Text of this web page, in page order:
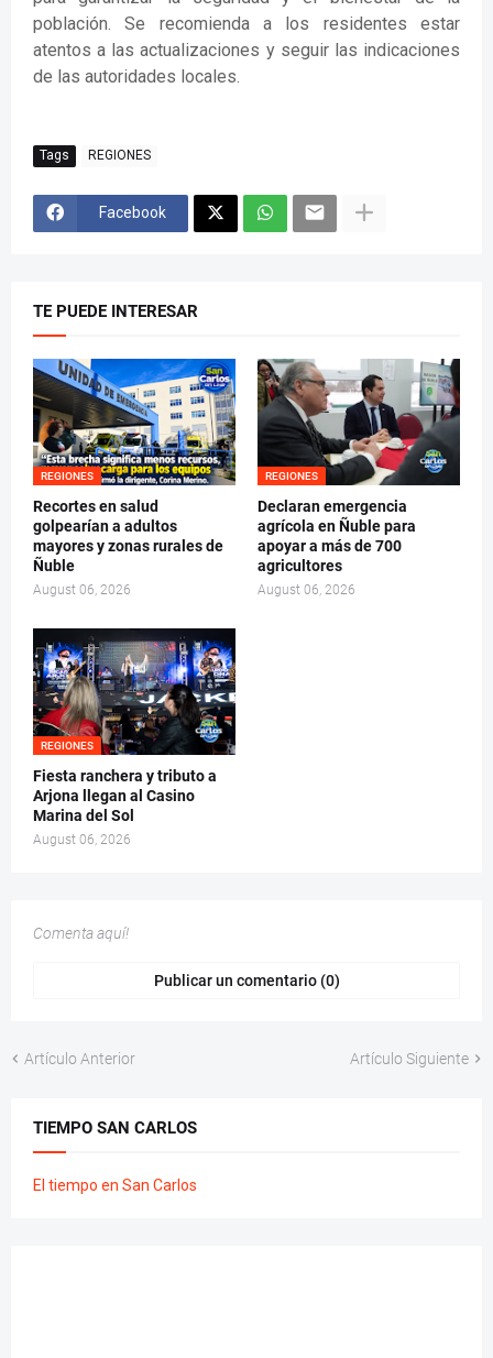
población. Se recomienda a los residentes estar
atentos a las actualizaciones y seguir las indicaciones
de las autoridades locales.
Tags REGIONES
Facebook
TE PUEDE INTERESAR
REGIONES
Recortes en salud
golpearían a adultos
mayores y zonas rurales de
Ñuble
August 06, 2026
REGIONES
Declaran emergencia
agrícola en Ñuble para
apoyar a más de 700
agricultores
August 06, 2026
REGIONES
Fiesta ranchera y tributo a
Arjona llegan al Casino
Marina del Sol
August 06, 2026
Comenta aquí!
Publicar un comentario (0)
Artículo Anterior Artículo Siguiente
TIEMPO SAN CARLOS
El tiempo en San Carlos